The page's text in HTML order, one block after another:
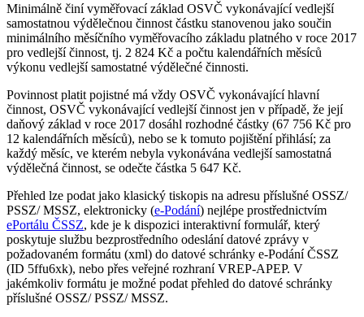
Minimálně činí vyměřovací základ OSVČ vykonávající vedlejší
samostatnou výdělečnou činnost částku stanovenou jako součin
minimálního měsíčního vyměřovacího základu platného v roce 2017
pro vedlejší činnost, tj. 2 824 Kč a počtu kalendářních měsíců
výkonu vedlejší samostatné výdělečné činnosti.
Povinnost platit pojistné má vždy OSVČ vykonávající hlavní
činnost, OSVČ vykonávající vedlejší činnost jen v případě, že její
daňový základ v roce 2017 dosáhl rozhodné částky (67 756 Kč pro
12 kalendářních měsíců), nebo se k tomuto pojištění přihlásí; za
každý měsíc, ve kterém nebyla vykonávána vedlejší samostatná
výdělečná činnost, se odečte částka 5 647 Kč.
Přehled lze podat jako klasický tiskopis na adresu příslušné OSSZ/
PSSZ/ MSSZ, elektronicky (e-Podání) nejlépe prostřednictvím
ePortálu ČSSZ, kde je k dispozici interaktivní formulář, který
poskytuje službu bezprostředního odeslání datové zprávy v
požadovaném formátu (xml) do datové schránky e-Podání ČSSZ
(ID 5ffu6xk), nebo přes veřejné rozhraní VREP-APEP. V
jakémkoliv formátu je možné podat přehled do datové schránky
příslušné OSSZ/ PSSZ/ MSSZ.